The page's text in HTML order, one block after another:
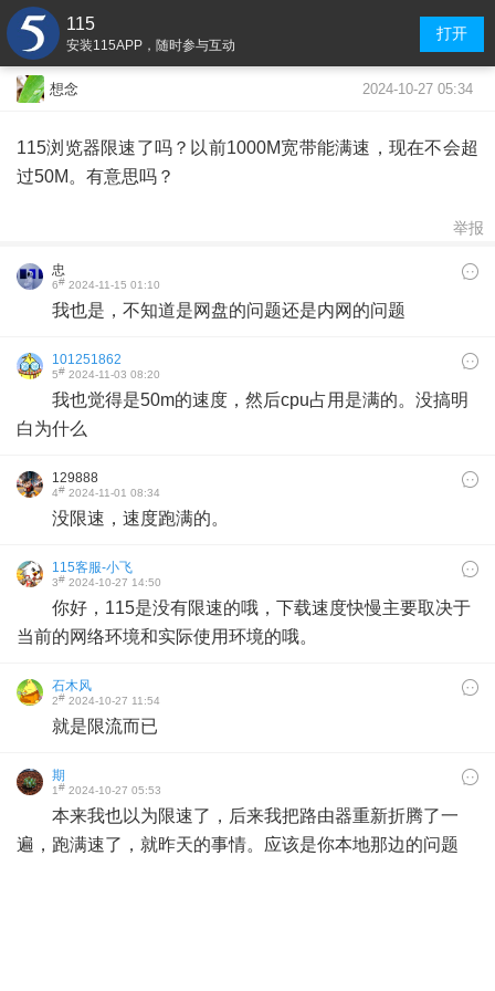
115
安装115APP，随时参与互动
打开
想念 2024-10-27 05:34
115浏览器限速了吗？以前1000M宽带能满速，现在不会超
过50M。有意思吗？
举报
忠
6# 2024-11-15 01:10
我也是，不知道是网盘的问题还是内网的问题
101251862
5# 2024-11-03 08:20
我也觉得是50m的速度，然后cpu占用是满的。没搞明
白为什么
129888
4# 2024-11-01 08:34
没限速，速度跑满的。
115客服-小飞
3# 2024-10-27 14:50
你好，115是没有限速的哦，下载速度快慢主要取决于
当前的网络环境和实际使用环境的哦。
石木风
2# 2024-10-27 11:54
就是限流而已
期
1# 2024-10-27 05:53
本来我也以为限速了，后来我把路由器重新折腾了一
遍，跑满速了，就昨天的事情。应该是你本地那边的问题